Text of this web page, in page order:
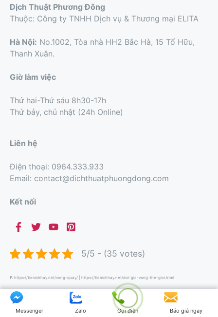
Dịch Thuật Phương Đông
Thuộc: Công ty TNHH Dịch vụ & Thương mại ELITA
Hà Nội: No.1002, Tòa nhà HH2 Bắc Hà, 15 Tố Hữu,
Thanh Xuân.
Giờ làm việc
Thứ hai-Thứ sáu 8h30-17h
Thứ bảy, chủ nhật (24h Online)
Liên hệ
Điện thoại: 0964.333.933
Email: contact@dichthuatphuongdong.com
Kết nối
5/5 - (35 votes)
F: https://tienichhay.net/vong-quay/ https://tienichhay.net/doi-gia-vang-the-gioi.html
Tìm kiếm
Messenger Zalo Gọi điện Báo giá ngay